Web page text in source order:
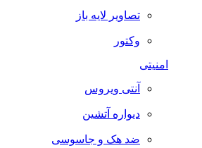
تصاویر لایه باز
وکتور
امنیتی
آنتی ویروس
دیواره آتشین
ضد هک و جاسوسی